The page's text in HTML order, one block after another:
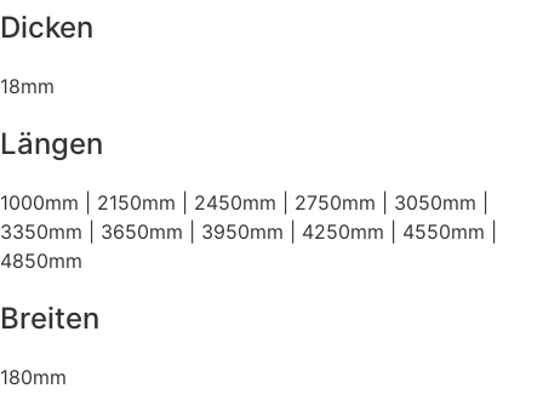
Dicken
18mm
Längen
1000mm | 2150mm | 2450mm | 2750mm | 3050mm |
3350mm | 3650mm | 3950mm | 4250mm | 4550mm |
4850mm
Breiten
180mm